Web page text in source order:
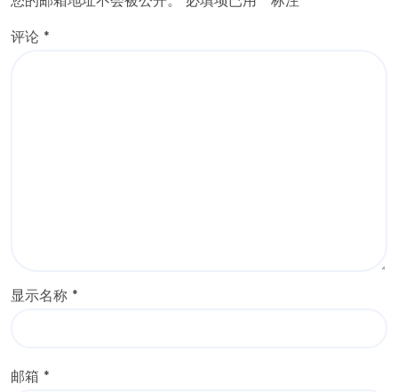
评论 *
显示名称 *
邮箱 *